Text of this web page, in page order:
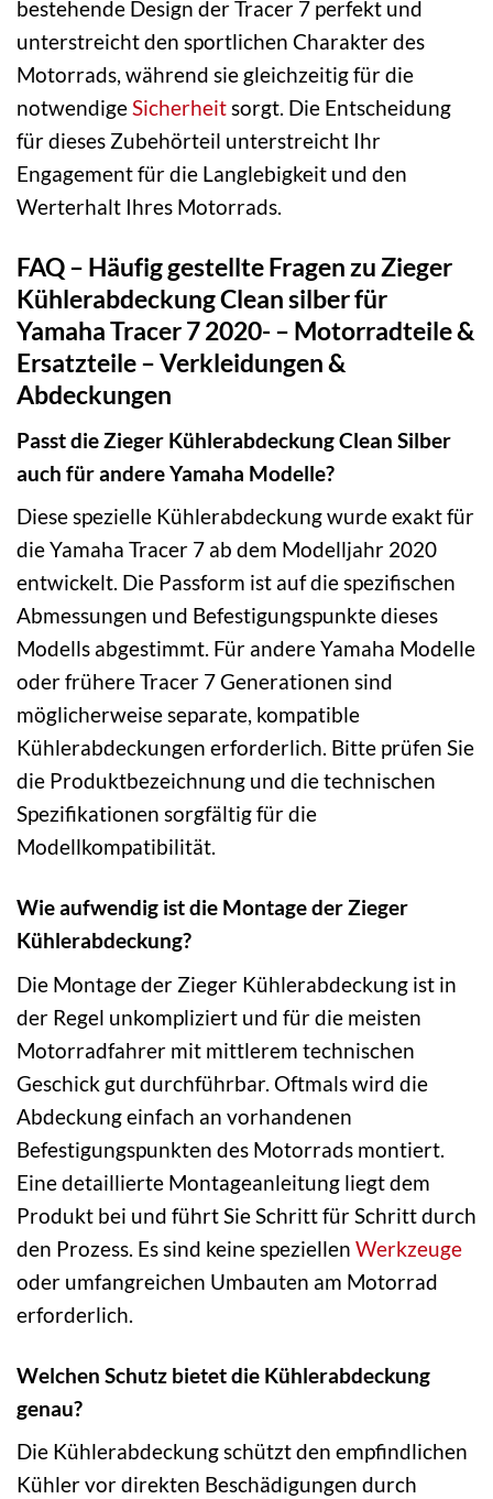
bestehende Design der Tracer 7 perfekt und
unterstreicht den sportlichen Charakter des
Motorrads, während sie gleichzeitig für die
notwendigeSicherheitsorgt. Die Entscheidung
für dieses Zubehörteil unterstreicht Ihr
Engagement für die Langlebigkeit und den
Werterhalt Ihres Motorrads.
FAQ – Häufig gestellte Fragen zu Zieger
Kühlerabdeckung Clean silber für
Yamaha Tracer 7 2020- – Motorradteile &
Ersatzteile – Verkleidungen &
Abdeckungen
Passt die Zieger Kühlerabdeckung Clean Silber
auch für andere Yamaha Modelle?
Diese spezielle Kühlerabdeckung wurde exakt für
die Yamaha Tracer 7 ab dem Modelljahr 2020
entwickelt. Die Passform ist auf die spezifischen
Abmessungen und Befestigungspunkte dieses
Modells abgestimmt. Für andere Yamaha Modelle
oder frühere Tracer 7 Generationen sind
möglicherweise separate, kompatible
Kühlerabdeckungen erforderlich. Bitte prüfen Sie
die Produktbezeichnung und die technischen
Spezifikationen sorgfältig für die
Modellkompatibilität.
Wie aufwendig ist die Montage der Zieger
Kühlerabdeckung?
Die Montage der Zieger Kühlerabdeckung ist in
der Regel unkompliziert und für die meisten
Motorradfahrer mit mittlerem technischen
Geschick gut durchführbar. Oftmals wird die
Abdeckung einfach an vorhandenen
Befestigungspunkten des Motorrads montiert.
Eine detaillierte Montageanleitung liegt dem
Produkt bei und führt Sie Schritt für Schritt durch
den Prozess. Es sind keine speziellen Werkzeuge
oder umfangreichen Umbauten am Motorrad
erforderlich.
Welchen Schutz bietet die Kühlerabdeckung
genau?
Die Kühlerabdeckung schützt den empfindlichen
Kühler vor direkten Beschädigungen durch